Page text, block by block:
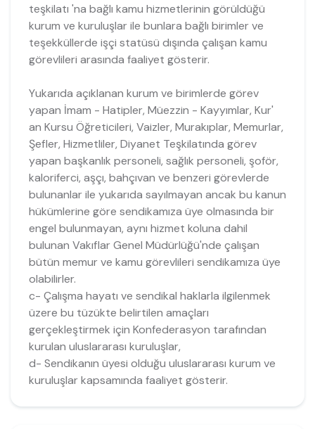
teşkilatı 'na bağlı kamu hizmetlerinin görüldüğü
kurum ve kuruluşlar ile bunlara bağlı birimler ve
teşekküllerde işçi statüsü dışında çalışan kamu
görevlileri arasında faaliyet gösterir.
Yukarıda açıklanan kurum ve birimlerde görev
yapan İmam - Hatipler, Müezzin - Kayyımlar, Kur'
an Kursu Öğreticileri, Vaizler, Murakıplar, Memurlar,
Şefler, Hizmetliler, Diyanet Teşkilatında görev
yapan başkanlık personeli, sağlık personeli, şoför,
kaloriferci, aşçı, bahçıvan ve benzeri görevlerde
bulunanlar ile yukarıda sayılmayan ancak bu kanun
hükümlerine göre sendikamıza üye olmasında bir
engel bulunmayan, aynı hizmet koluna dahil
bulunan Vakıflar Genel Müdürlüğü'nde çalışan
bütün memur ve kamu görevlileri sendikamıza üye
olabilirler.
c- Çalışma hayatı ve sendikal haklarla ilgilenmek
üzere bu tüzükte belirtilen amaçları
gerçekleştirmek için Konfederasyon tarafından
kurulan uluslararası kuruluşlar,
d- Sendikanın üyesi olduğu uluslararası kurum ve
kuruluşlar kapsamında faaliyet gösterir.